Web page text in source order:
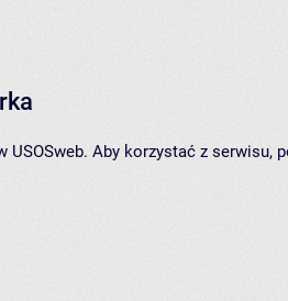
USOSweb. Aby korzystać z serwisu,